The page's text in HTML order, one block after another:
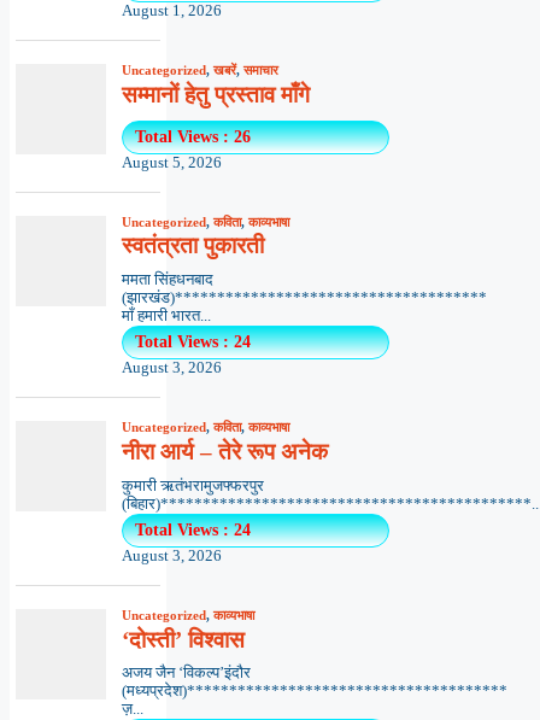
August 1, 2026
Uncategorized,खबरें,समाचार
सम्मानों हेतु प्रस्ताव माँगे
Total Views : 26
August 5, 2026
Uncategorized,कविता,काव्यभाषा
स्वतंत्रता पुकारती
ममता सिंहधनबाद
(झारखंड)*************************************
माँ हमारी भारत...
Total Views : 24
August 3, 2026
Uncategorized,कविता,काव्यभाषा
नीरा आर्य – तेरे रूप अनेक
कुमारी ऋतंभरामुजफ्फरपुर
Total Views : 24
August 3, 2026
Uncategorized,काव्यभाषा
‘दोस्ती’ विश्वास
अजय जैन ‘विकल्प’इंदौर
(मध्यप्रदेश)**************************************
ज़...